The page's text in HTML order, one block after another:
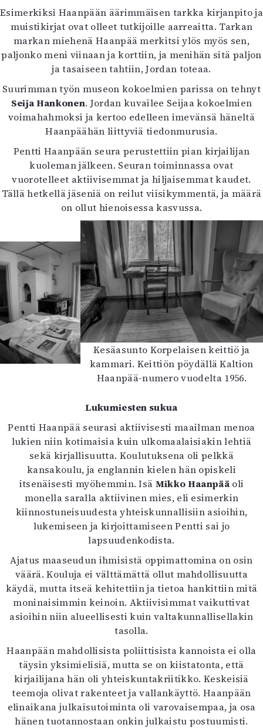
Esimerkiksi Haanpään äärimmäisen tarkka kirjanpito ja
muistikirjat ovat olleet tutkijoille aarreaitta. Tarkan
markan miehenä Haanpää merkitsi ylös myös sen,
paljonko meni viinaan ja korttiin, ja menihän sitä paljon
ja tasaiseen tahtiin, Jordan toteaa.
Suurimman työn museon kokoelmien parissa on tehnyt
Seija Hankonen. Jordan kuvailee Seijaa kokoelmien
voimahahmoksi ja kertoo edelleen imevänsä häneltä
Haanpäähän liittyviä tiedonmurusia.
Pentti Haanpään seura perustettiin pian kirjailijan
kuoleman jälkeen. Seuran toiminnassa ovat
vuorotelleet aktiivisemmat ja hiljaisemmat kaudet.
Tällä hetkellä jäseniä on reilut viisikymmentä, ja määrä
on ollut hienoisessa kasvussa.
Kesäasunto Korpelaisen keittiö ja
kammari. Keittiön pöydällä Kaltion
Haanpää-numero vuodelta 1956.
Lukumiesten sukua
Pentti Haanpää seurasi aktiivisesti maailman menoa
lukien niin kotimaisia kuin ulkomaalaisiakin lehtiä
sekä kirjallisuutta. Koulutuksena oli pelkkä
kansakoulu, ja englannin kielen hän opiskeli
itsenäisesti myöhemmin. Isä Mikko Haanpääoli
monella saralla aktiivinen mies, eli esimerkin
kiinnostuneisuudesta yhteiskunnallisiin asioihin,
lukemiseen ja kirjoittamiseen Pentti sai jo
lapsuudenkodista.
Ajatus maaseudun ihmisistä oppimattomina on osin
väärä. Kouluja ei välttämättä ollut mahdollisuutta
käydä, mutta itseä kehitettiin ja tietoa hankittiin mitä
moninaisimmin keinoin. Aktiivisimmat vaikuttivat
asioihin niin alueellisesti kuin valtakunnallisellakin
tasolla.
Haanpään mahdollisista poliittisista kannoista ei olla
täysin yksimielisiä, mutta se on kiistatonta, että
kirjailijana hän oli yhteiskuntakriitikko. Keskeisiä
teemoja olivat rakenteet ja vallankäyttö. Haanpään
elinaikana julkaisutoiminta oli varovaisempaa, ja osa
hänen tuotannostaan onkin julkaistu postuumisti.